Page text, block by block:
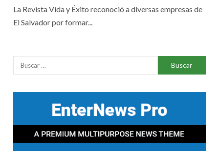
La Revista Vida y Éxito reconoció a diversas empresas de
El Salvador por formar...